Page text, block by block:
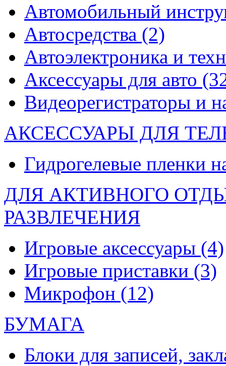
Автомобильный
Автосредства (2)
Автоэлектроника и
Аксессуары для авто
Видеорегистраторы и
АКСЕССУАРЫ ДЛЯ
Гидрогелевые пленки
ДЛЯ АКТИВНОГО
РАЗВЛЕЧЕНИЯ
Игровые аксессуары (4)
Игровые приставки (3)
Микрофон (12)
БУМАГА
Блоки для записей,